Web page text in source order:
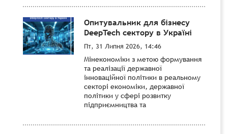
Опитувальник для бізнесу
DeepTech сектору в Україні
Пт, 31 Липня 2026, 14:46
Мінекономіки з метою формування
та реалізації державної
інноваційної політики в реальному
секторі економіки, державної
політики у сфері розвитку
підприємництва та